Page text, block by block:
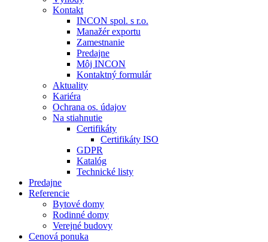
Kontakt
INCON spol. s r.o.
Manažér exportu
Zamestnanie
Predajne
Môj INCON
Kontaktný formulár
Aktuality
Kariéra
Ochrana os. údajov
Na stiahnutie
Certifikáty
Certifikáty ISO
GDPR
Katalóg
Technické listy
Predajne
Referencie
Bytové domy
Rodinné domy
Verejné budovy
Cenová ponuka